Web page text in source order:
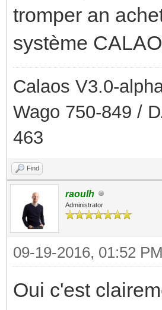
tromper an
système
Calaos V3.0-
Wago 750-849 /
463
Find
raoulh
Administrator
09-19-2016, 01:52 PM
Oui c'est